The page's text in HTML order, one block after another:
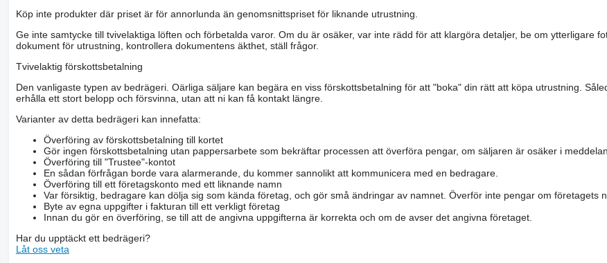
Köp inte produkter där priset är för annorlunda än genomsnittspriset för liknande utrustning.
Ge inte samtycke till tvivelaktiga löften och förbetalda varor. Om du är osäker, var inte rädd för att klargöra detaljer, be om ytterligare
dokument för utrustning, kontrollera dokumentens äkthet, ställ frågor.
Tvivelaktig förskottsbetalning
Den vanligaste typen av bedrägeri. Oärliga säljare kan begära en viss förskottsbetalning för att "boka" din rätt att köpa utrustning.
erhålla ett stort belopp och försvinna, utan att ni kan få kontakt längre.
Varianter av detta bedrägeri kan innefatta:
Överföring av förskottsbetalning till kortet
Gör ingen förskottsbetalning utan pappersarbete som bekräftar processen att överföra pengar, om säljaren är osäker i
Överföring till "Trustee"-kontot
En sådan förfrågan borde vara alarmerande, du kommer sannolikt att kommunicera med en bedragare.
Överföring till ett företagskonto med ett liknande namn
Var försiktig, bedragare kan dölja sig som kända företag, och gör små ändringar av namnet. Överför inte pengar om företagets
Byte av egna uppgifter i fakturan till ett verkligt företag
Innan du gör en överföring, se till att de angivna uppgifterna är korrekta och om de avser det angivna företaget.
Har du upptäckt ett bedrägeri?
Låt oss veta